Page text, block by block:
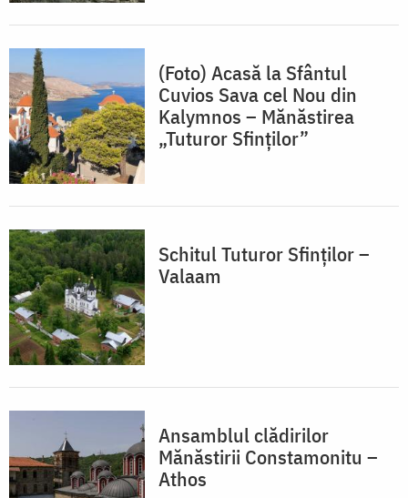
(Foto) Acasă la Sfântul
Cuvios Sava cel Nou din
Kalymnos – Mănăstirea
„Tuturor Sfinților”
Schitul Tuturor Sfinților –
Valaam
Ansamblul clădirilor
Mănăstirii Constamonitu –
Athos